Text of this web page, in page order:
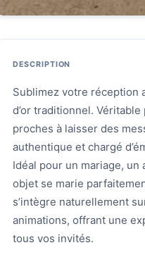
DESCRIPTION
Sublimez votre réception
d’or traditionnel.
proches à laisser des
authentique et chargé
Idéal pour un mariage, un
objet se marie
s’intègre naturellement
animations, offrant une
tous vos invités.